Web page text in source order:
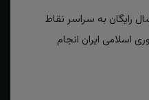
رایگان به سراسر نقاط
ایران انجام